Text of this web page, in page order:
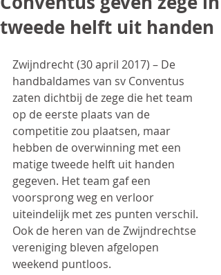
tweede helft uit handen
Zwijndrecht (30 april 2017) – De
handbaldames van sv Conventus
zaten dichtbij de zege die het team
op de eerste plaats van de
competitie zou plaatsen, maar
hebben de overwinning met een
matige tweede helft uit handen
gegeven. Het team gaf een
voorsprong weg en verloor
uiteindelijk met zes punten verschil.
Ook de heren van de Zwijndrechtse
vereniging bleven afgelopen
weekend puntloos.